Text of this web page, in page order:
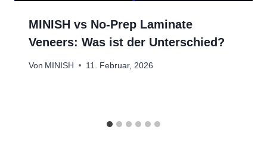
MINISH vs No-Prep Laminate
Veneers: Was ist der Unterschied?
Von MINISH 11. Februar, 2026